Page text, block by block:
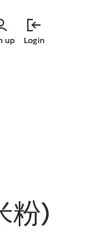
up Login
粉)